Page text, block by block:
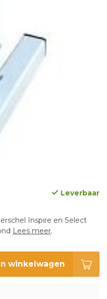
Leverbaar
Inspire en Select
Lees meer.
winkelwagen